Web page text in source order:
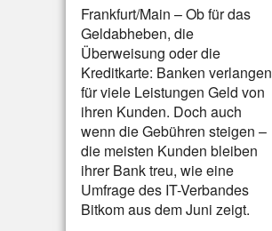
Frankfurt/Main – Ob für das
Geldabheben, die
Überweisung oder die
Kreditkarte: Banken verlangen
für viele Leistungen Geld von
ihren Kunden. Doch auch
wenn die Gebühren steigen –
die meisten Kunden bleiben
ihrer Bank treu, wie eine
Umfrage des IT-Verbandes
Bitkom aus dem Juni zeigt.